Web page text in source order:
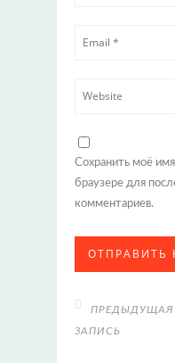
Сохранить моё
браузере для
комментариев.
ПРЕДЫДУЩАЯ
ЗАПИСЬ